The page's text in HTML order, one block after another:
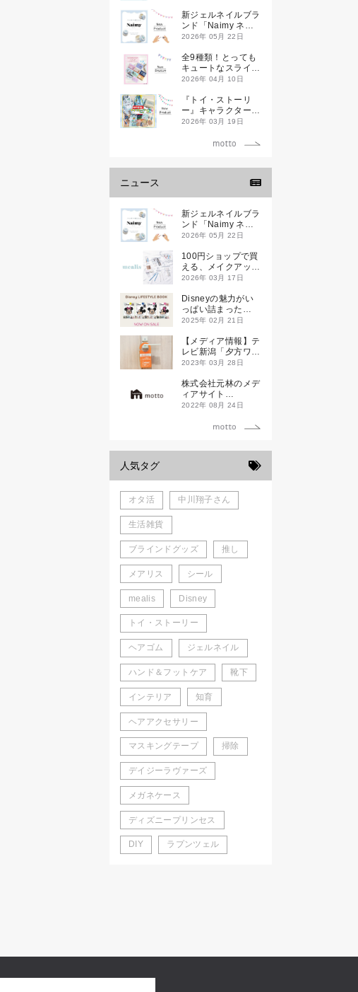
新ジェルネイルブラ
ンド「Naimy ネイ
ミィ」が誕生します
2026年 05月 22日
全9種類！とっても
キュートなスライダ
ーケースが新登場し
2026年 04月 10日
『トイ・ストーリ
ー』キャラクターデ
ザインのランチ＆文
2026年 03月 19日
ニュース
新ジェルネイルブラ
ンド「Naimy ネイ
ミィ」が誕生します
2026年 05月 22日
100円ショップで買
える、メイクアップ
ブランド
ス）」誕生。
2026年 03月 17日
Disneyの魅力がい
っぱい詰まった
『Disney
』が2月21日(金)に
新発売！
2025年 02月 21日
【メディア情報】テ
レビ新潟「夕方ワイ
ド新潟一番」
2023年 03月 28日
株式会社元林のメデ
ィアサイト
「motto」がローン
2022年 08月 24日
人気タグ
オタ活 中川翔子さん
生活雑貨
ブラインドグッズ 推し
メアリス シール
mealis Disney
トイ・ストーリー
ヘアゴム ジェルネイル
ハンド＆フットケア 靴下
インテリア 知育
ヘアアクセサリー
マスキングテープ 掃除
デイジーラヴァーズ
メガネケース
ディズニープリンセス
DIY ラプンツェル